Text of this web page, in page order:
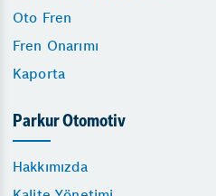
Oto Fren
Fren Onarımı
Kaporta
Parkur Otomotiv
Hakkımızda